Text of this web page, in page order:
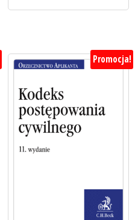
Promocja!